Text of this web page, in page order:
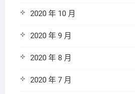
2020 年 10 月
2020 年 9 月
2020 年 8 月
2020 年 7 月